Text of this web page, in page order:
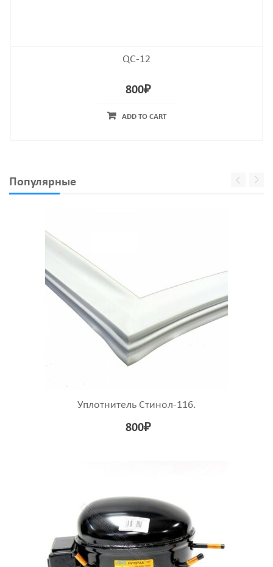
QC-12
800₽
ADD TO CART
Популярные
Уплотнитель Стинол-116.
800₽